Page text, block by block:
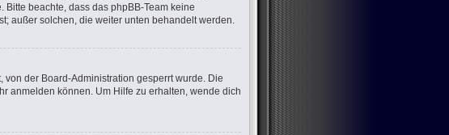
beachte, dass das phpBB-Team keine
außer solchen, die weiter unten behandelt werden.
der Board-Administration gesperrt wurde. Die
anmelden können. Um Hilfe zu erhalten, wende dich